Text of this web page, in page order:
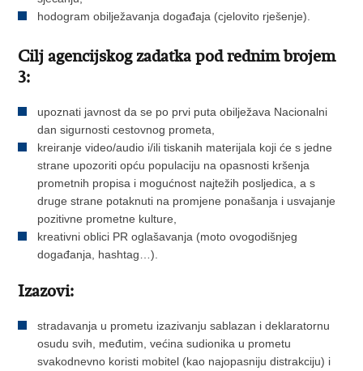
hodogram obilježavanja događaja (cjelovito rješenje).
Cilj agencijskog zadatka pod rednim brojem
3:
upoznati javnost da se po prvi puta obilježava Nacionalni
dan sigurnosti cestovnog prometa,
kreiranje video/audio i/ili tiskanih materijala koji će s jedne
strane upozoriti opću populaciju na opasnosti kršenja
prometnih propisa i mogućnost najtežih posljedica, a s
druge strane potaknuti na promjene ponašanja i usvajanje
pozitivne prometne kulture,
kreativni oblici PR oglašavanja (moto ovogodišnjeg
događanja, hashtag…).
Izazovi:
stradavanja u prometu izazivanju sablazan i deklaratornu
osudu svih, međutim, većina sudionika u prometu
svakodnevno koristi mobitel (kao najopasniju distrakciju) i